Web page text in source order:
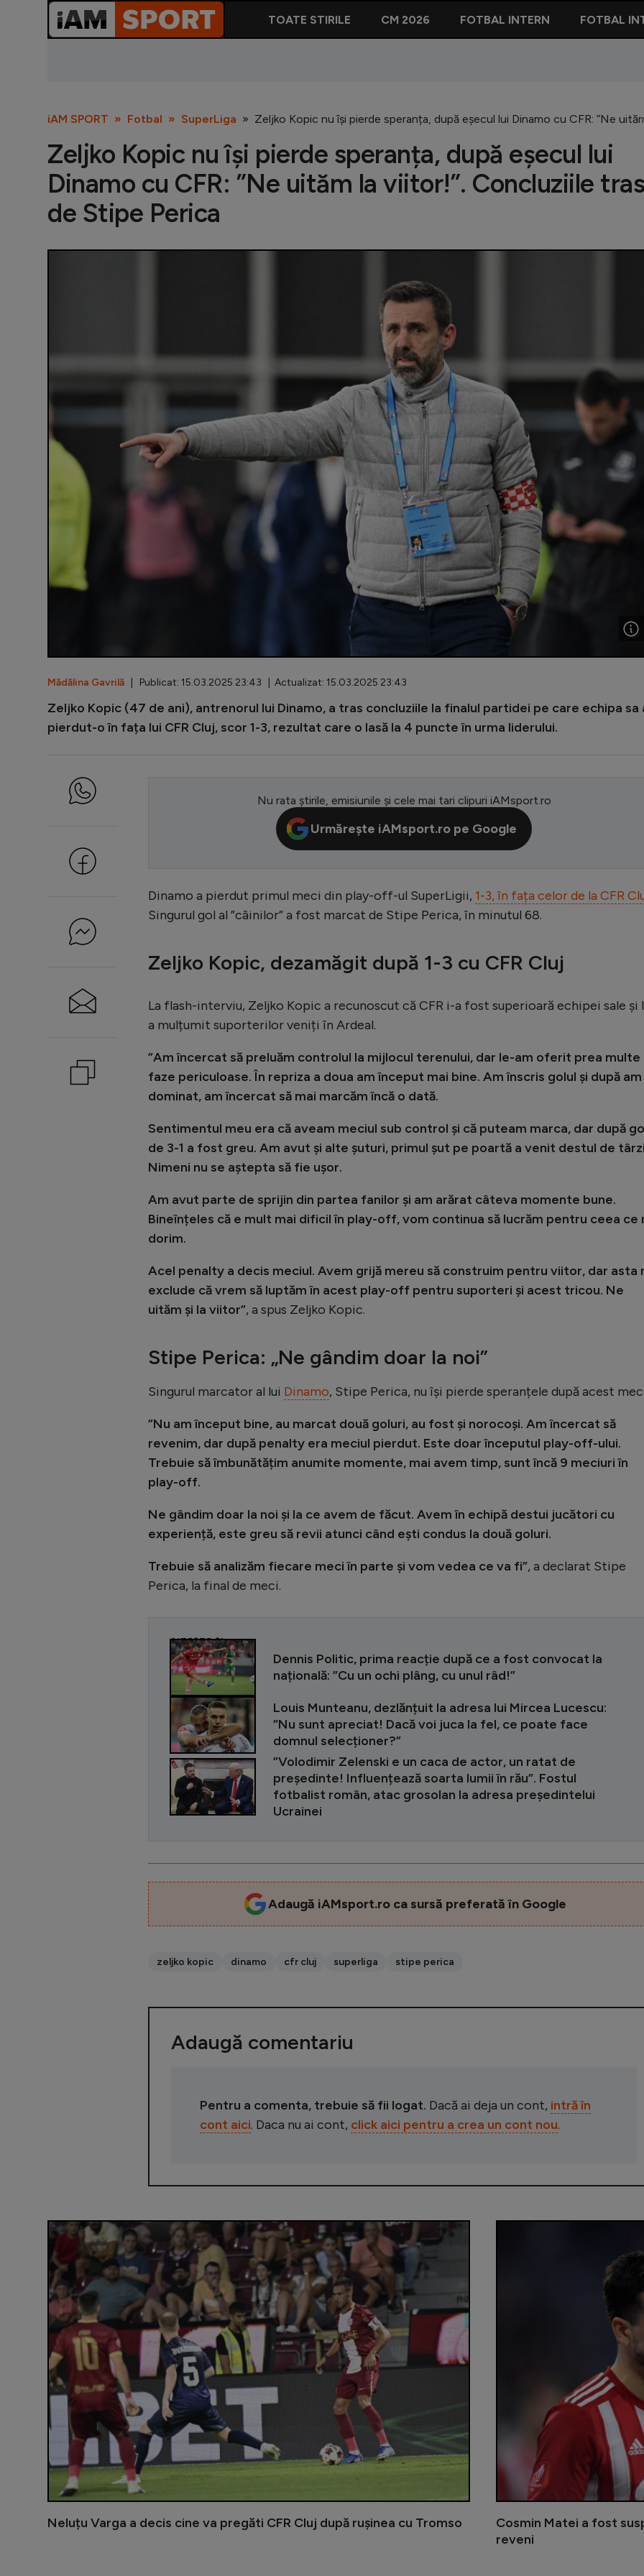
TOATE STIRILE CM 2026 FOTBAL INTERN FOTBAL
iAM SPORT Fotbal SuperLiga Zeljko Kopic nu își pierde speranța, după eșecul lui Dinamo cu CFR: ”Ne
Zeljko Kopic nu își pierde speranța, după eșecul lui
Dinamo cu CFR: ”Ne uităm la viitor!”. Concluziile
de Stipe Perica
Mădălina Gavrilă | Publicat: 15.03.2025 23:43 | Actualizat: 15.03.2025 23:43
Zeljko Kopic (47 de ani), antrenorul lui Dinamo, a tras concluziile la finalul partidei pe care echipa sa
pierdut-o în fața lui CFR Cluj, scor 1-3, rezultat care o lasă la 4 puncte în urma liderului.
Nu rata știrile, emisiunile și cele mai tari clipuri iAMsport.ro
Urmărește iAMsport.ro pe Google
Dinamo a pierdut primul meci din play-off-ul SuperLigii, 1-3, în fața celor de la CFR
Singurul gol al ”câinilor” a fost marcat de Stipe Perica, în minutul 68.
Zeljko Kopic, dezamăgit după 1-3 cu CFR Cluj
La flash-interviu, Zeljko Kopic a recunoscut că CFR i-a fost superioară echipei sale și
a mulțumit suporterilor veniți în Ardeal.
”Am încercat să preluăm controlul la mijlocul terenului, dar le-am oferit prea multe
faze periculoase. În repriza a doua am început mai bine. Am înscris golul și după am
dominat, am încercat să mai marcăm încă o dată.
Sentimentul meu era că aveam meciul sub control și că puteam marca, dar după
de 3-1 a fost greu. Am avut și alte șuturi, primul șut pe poartă a venit destul de
Nimeni nu se aștepta să fie ușor.
Am avut parte de sprijin din partea fanilor și am arărat câteva momente bune.
Bineînțeles că e mult mai dificil în play-off, vom continua să lucrăm pentru ceea ce
dorim.
Acel penalty a decis meciul. Avem grijă mereu să construim pentru viitor, dar asta
exclude că vrem să luptăm în acest play-off pentru suporteri și acest tricou. Ne
uităm și la viitor”, a spus Zeljko Kopic.
Stipe Perica: „Ne gândim doar la noi”
Singurul marcator al lui Dinamo, Stipe Perica, nu își pierde speranțele după acest
”Nu am început bine, au marcat două goluri, au fost și norocoși. Am încercat să
revenim, dar după penalty era meciul pierdut. Este doar începutul play-off-ului.
Trebuie să îmbunătățim anumite momente, mai avem timp, sunt încă 9 meciuri în
play-off.
Ne gândim doar la noi și la ce avem de făcut. Avem în echipă destui jucători cu
experiență, este greu să revii atunci când ești condus la două goluri.
Trebuie să analizăm fiecare meci în parte și vom vedea ce va fi”, a declarat Stipe
Perica, la final de meci.
CITEȘTE ȘI
Dennis Politic, prima reacție după ce a fost convocat la
națională: ”Cu un ochi plâng, cu unul râd!”
Louis Munteanu, dezlănțuit la adresa lui Mircea Lucescu:
”Nu sunt apreciat! Dacă voi juca la fel, ce poate face
domnul selecționer?”
”Volodimir Zelenski e un caca de actor, un ratat de
președinte! Influențează soarta lumii în rău”. Fostul
fotbalist român, atac grosolan la adresa președintelui
Ucrainei
Adaugă iAMsport.ro ca sursă preferată în Google
zeljko kopic dinamo cfr cluj superliga stipe perica
Adaugă comentariu
Pentru a comenta, trebuie să fii logat. Dacă ai deja un cont, intră în
cont aici. Daca nu ai cont, click aici pentru a crea un cont nou.
Neluțu Varga a decis cine va pregăti CFR Cluj după rușinea cu Tromso
Cosmin Matei a fost
reveni